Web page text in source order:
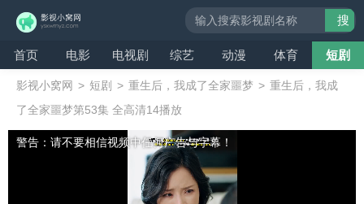
首页 电影 电视剧 综艺 动漫 体育 短剧
搜
索
影视小窝网 > 短剧 > 重生后，我成了全家噩梦 > 重生后，我成
了全家噩梦第53集 全高清14播放
警告：请不要相信视频中任何广告与字幕！